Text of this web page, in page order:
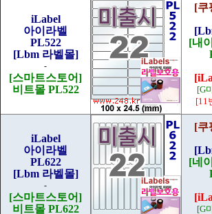
iLabel
아이라벨
PL522
[Lbm 라벨몰]
-
[스마트스토어]
비트몰 PL522
[쿠
[내
[G
[11
iLabel
아이라벨
PL622
[Lbm 라벨몰]
-
[스마트스토어]
비트몰 PL622
[쿠
[네
[G